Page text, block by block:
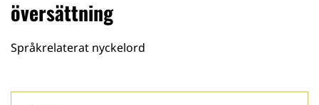
översättning
Språkrelaterat nyckelord